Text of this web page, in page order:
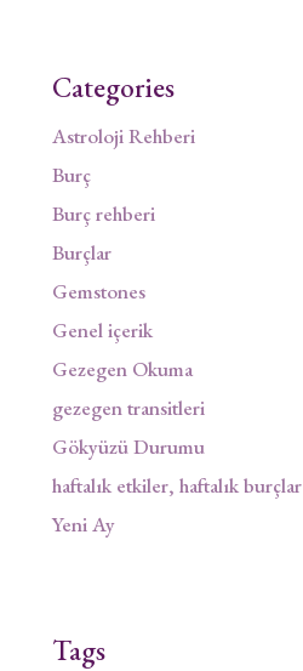
Categories
Astroloji Rehberi
Burç
Burç rehberi
Burçlar
Gemstones
Genel içerik
Gezegen Okuma
gezegen transitleri
Gökyüzü Durumu
haftalık etkiler, haftalık burçlar
Yeni Ay
Tags